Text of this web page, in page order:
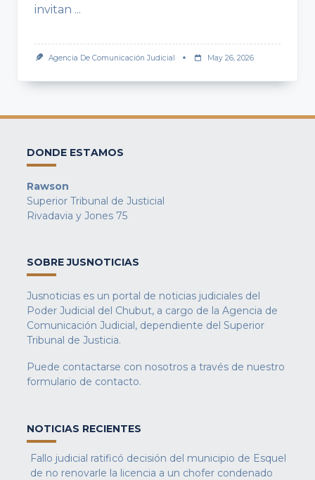
invitan ...
Agencia De Comunicación Judicial May 26, 2026
DONDE ESTAMOS
Rawson
Superior Tribunal de Justicial
Rivadavia y Jones 75
SOBRE JUSNOTICIAS
Jusnoticias es un portal de noticias judiciales del
Poder Judicial del Chubut, a cargo de la Agencia de
Comunicación Judicial, dependiente del Superior
Tribunal de Justicia.
Puede contactarse con nosotros a través de nuestro
formulario de contacto.
NOTICIAS RECIENTES
Fallo judicial ratificó decisión del municipio de Esquel
de no renovarle la licencia a un chofer condenado